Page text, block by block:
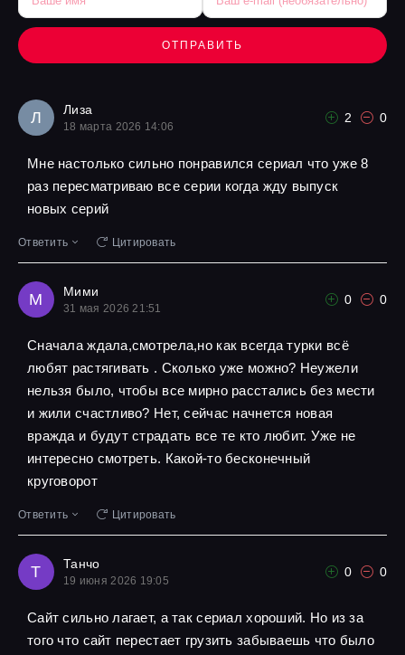
ОТПРАВИТЬ
Л Лиза
18 марта 2026 14:06
2 0
Мне настолько сильно понравился сериал что уже 8
раз пересматриваю все серии когда жду выпуск
новых серий
Ответить Цитировать
М Мими
31 мая 2026 21:51
0 0
Сначала ждала,смотрела,но как всегда турки всё
любят растягивать . Сколько уже можно? Неужели
нельзя было, чтобы все мирно расстались без мести
и жили счастливо? Нет, сейчас начнется новая
вражда и будут страдать все те кто любит. Уже не
интересно смотреть. Какой-то бесконечный
круговорот
Ответить Цитировать
Т Танчо
19 июня 2026 19:05
0 0
Сайт сильно лагает, а так сериал хороший. Но из за
того что сайт перестает грузить забываешь что было